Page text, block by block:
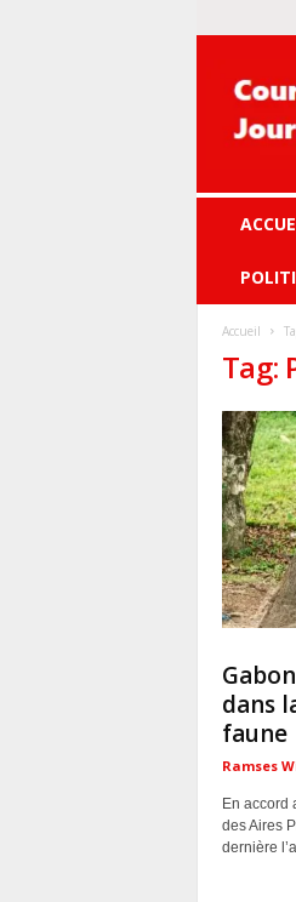
journalistes
Accueil
Tag:
dans
faune
Ramses
En accord
des Aires
dernière